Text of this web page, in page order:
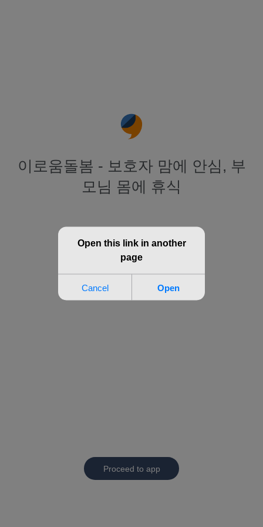
이로움돌봄 - 보호자 맘에 안심, 부
모님 몸에 휴식
Proceed to app